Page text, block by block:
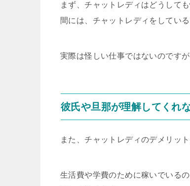
まず、チャットレディはどうして
間には、チャットレディをしてい
実際は怪しい仕事ではないのです
彼氏や旦那が理解してくれ
また、チャットレディのデメリッ
生活費や学費のために稼いでいる